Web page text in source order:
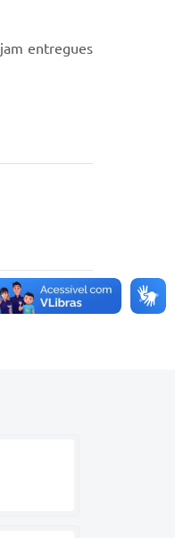
entregues
RECENTE